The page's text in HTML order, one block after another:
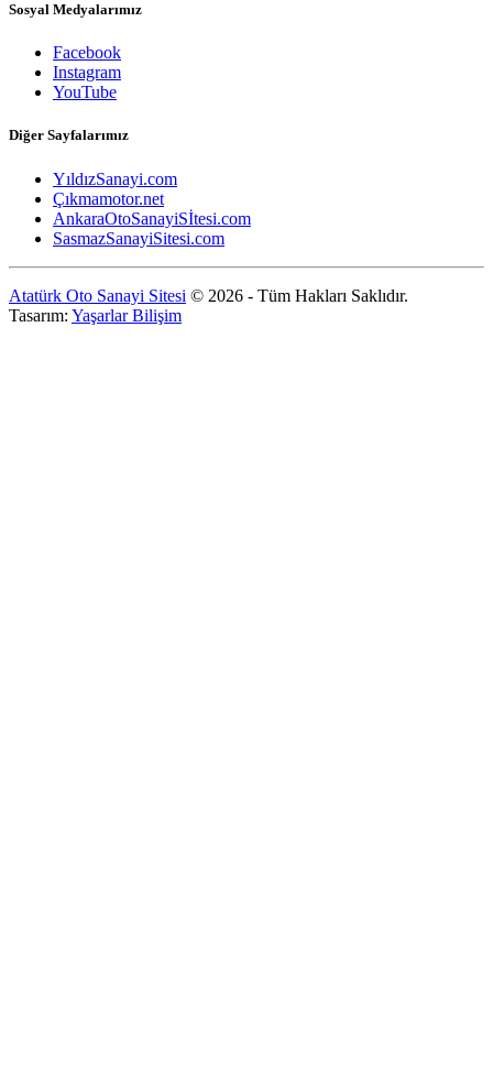
Sosyal Medyalarımız
Facebook
Instagram
YouTube
Diğer Sayfalarımız
YıldızSanayi.com
Çıkmamotor.net
AnkaraOtoSanayiSİtesi.com
SasmazSanayiSitesi.com
Atatürk Oto Sanayi Sitesi © 2026 - Tüm Hakları Saklıdır.
Tasarım: Yaşarlar Bilişim